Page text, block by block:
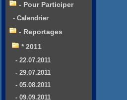
- Pour Participer
- Calendrier
- Reportages
* 2011
- 22.07.2011
- 29.07.2011
- 05.08.2011
- 09.09.2011